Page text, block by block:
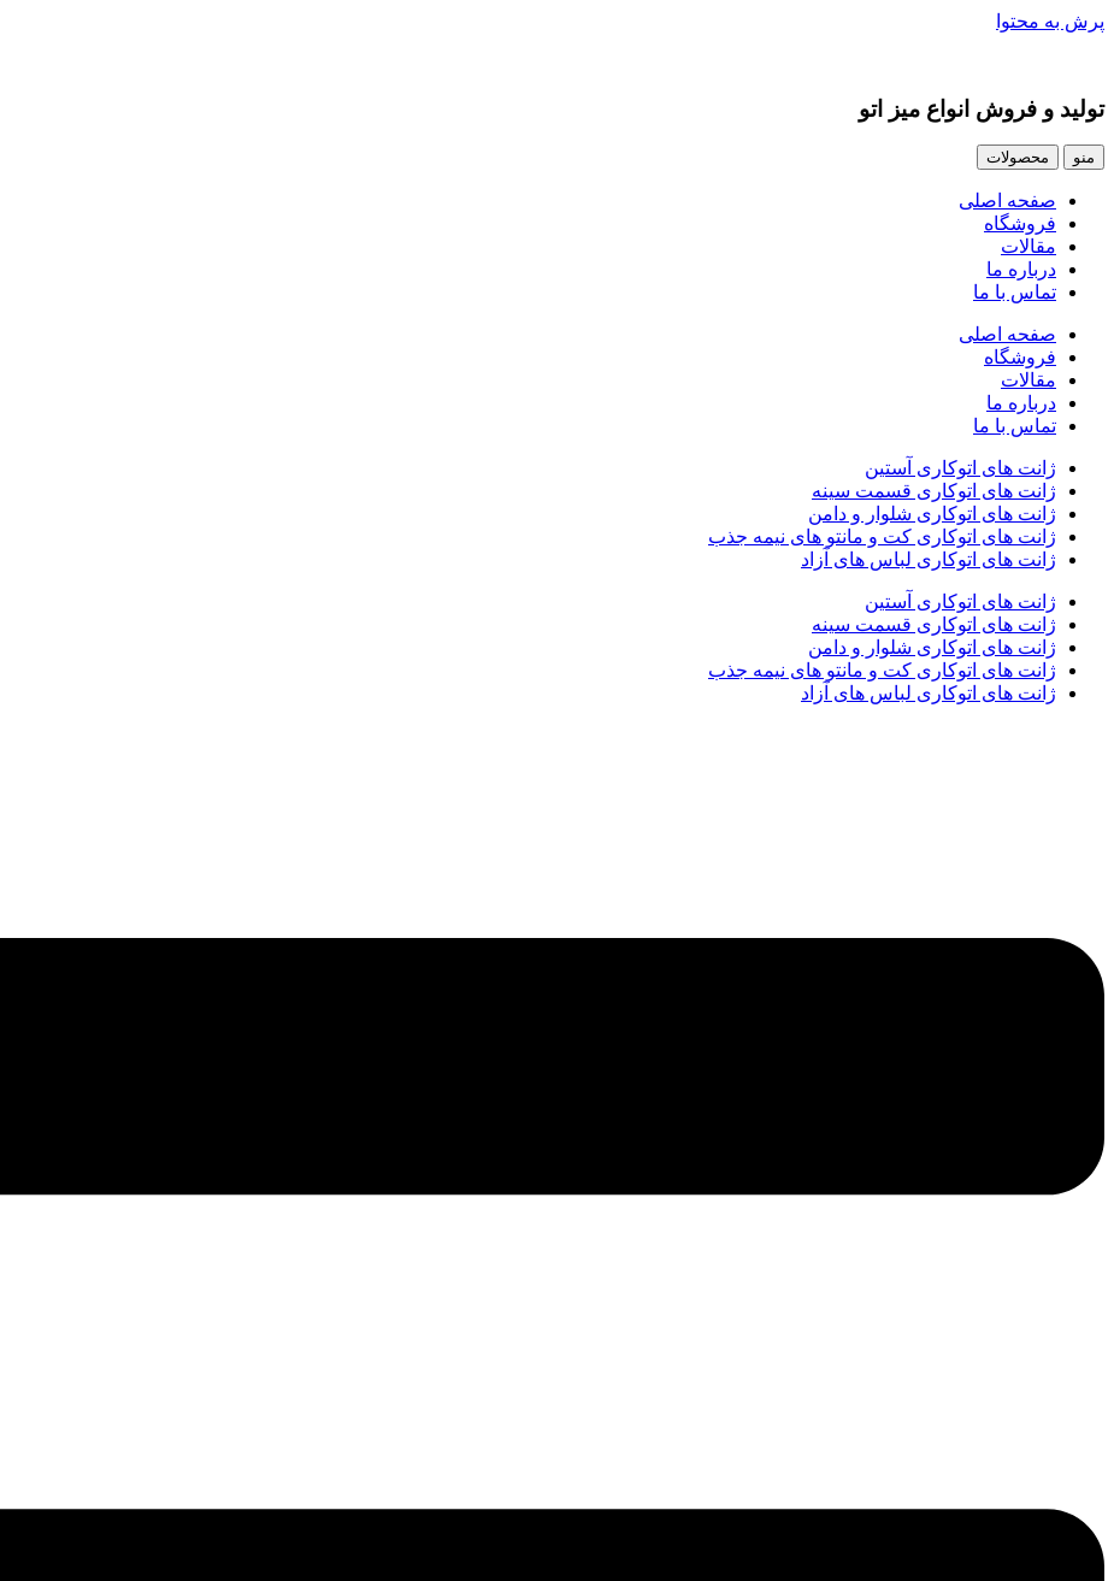
پرش به محتوا
تولید و فروش انواع میز اتو
منو محصولات
صفحه اصلی
فروشگاه
مقالات
درباره ما
تماس با ما
صفحه اصلی
فروشگاه
مقالات
درباره ما
تماس با ما
ژانت های اتوکاری آستین
ژانت های اتوکاری قسمت سینه
ژانت های اتوکاری شلوار و دامن
ژانت های اتوکاری کت و مانتو های نیمه جذب
ژانت های اتوکاری لباس های آزاد
ژانت های اتوکاری آستین
ژانت های اتوکاری قسمت سینه
ژانت های اتوکاری شلوار و دامن
ژانت های اتوکاری کت و مانتو های نیمه جذب
ژانت های اتوکاری لباس های آزاد